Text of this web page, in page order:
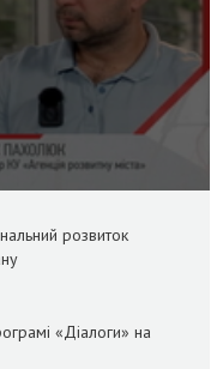
розвиток
«Діалоги» на